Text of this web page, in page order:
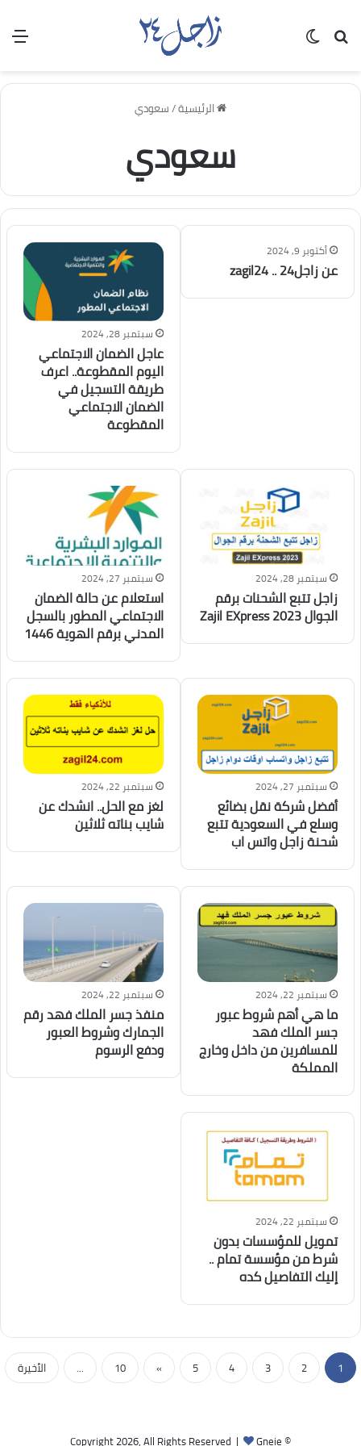
بحث عن
الرئيسية/سعودي
سعودي
أكتوبر 9, 2024
عن زاجل24 .. zagil24
سبتمبر 28, 2024
عاجل الضمان الاجتماعي
اليوم المقطوعة.. اعرف
طريقة التسجيل في
الضمان الاجتماعي
المقطوعة
سبتمبر 28, 2024
زاجل تتبع الشحنات برقم
الجوال Zajil EXpress 2023
سبتمبر 27, 2024
استعلام عن حالة الضمان
الاجتماعي المطور بالسجل
المدني برقم الهوية 1446
سبتمبر 27, 2024
أفضل شركة نقل بضائع
وسلع في السعودية تتبع
شحنة زاجل واتس اب
سبتمبر 22, 2024
لغز مع الحل.. انشدك عن
شايب بناته ثلاثين
سبتمبر 22, 2024
ما هي أهم شروط عبور
جسر الملك فهد
للمسافرين من داخل وخارج
المملكة
سبتمبر 22, 2024
منفذ جسر الملك فهد رقم
الجمارك وشروط العبور
ودفع الرسوم
سبتمبر 22, 2024
تمويل للمؤسسات بدون
شرط من مؤسسة تمام ..
إليك التفاصيل كده
1
2
3
4
5
»
10
... الأخيرة
© Copyright 2026, All Rights Reserved |
Gneie